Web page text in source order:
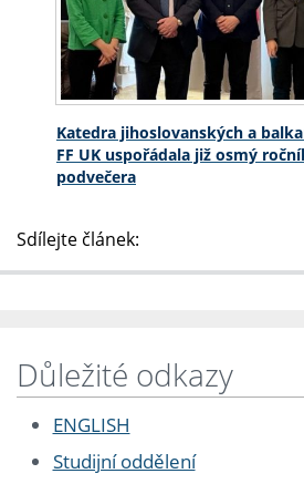
Katedra jihoslovanských a
FF UK uspořádala již osmý
podvečera
Sdílejte článek:
Důležité odkazy
ENGLISH
Studijní oddělení